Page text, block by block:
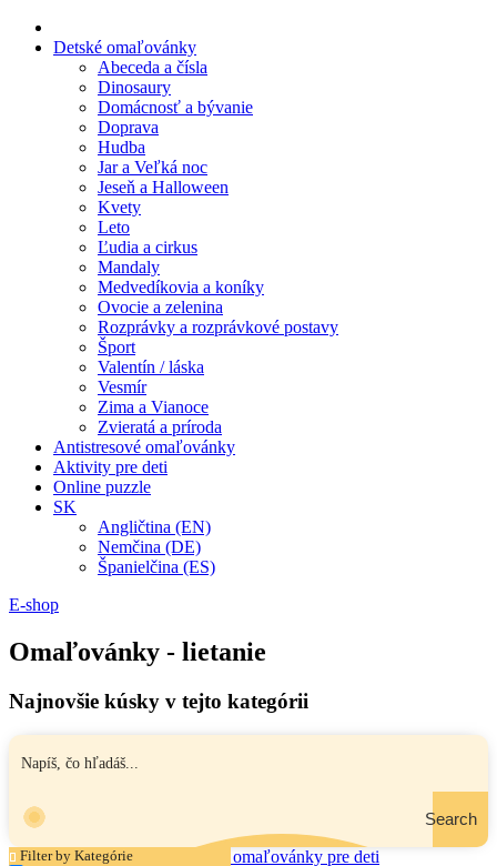
Detské omaľovánky
Abeceda a čísla
Dinosaury
Domácnosť a bývanie
Doprava
Hudba
Jar a Veľká noc
Jeseň a Halloween
Kvety
Leto
Ľudia a cirkus
Mandaly
Medvedíkovia a koníky
Ovocie a zelenina
Rozprávky a rozprávkové postavy
Šport
Valentín / láska
Vesmír
Zima a Vianoce
Zvieratá a príroda
Antistresové omaľovánky
Aktivity pre deti
Online puzzle
SK
Angličtina (EN)
Nemčina (DE)
Španielčina (ES)
E-shop
Omaľovánky - lietanie
Najnovšie kúsky v tejto kategórii
Search
Filter by Kategórie